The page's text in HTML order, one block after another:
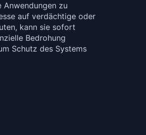
Anwendungen zu
auf verdächtige oder
kann sie sofort
Bedrohung
Schutz des Systems